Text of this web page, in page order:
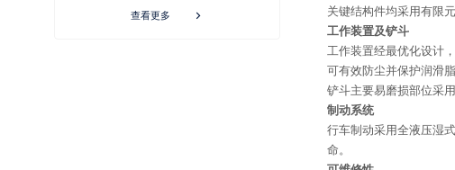
查看更多 
关键结构件均采用有限
工作装置及铲斗
工作装置经最优化设计
可有效防尘并保护润滑
铲斗主要易磨损部位采
制动系统
行车制动采用全液压湿
命。